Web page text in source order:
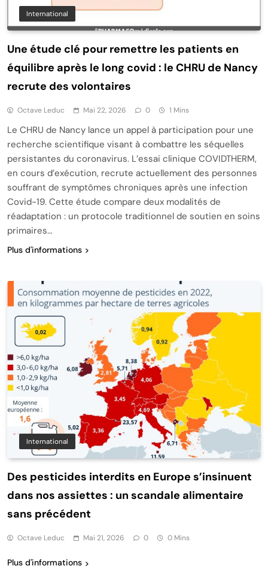
International
Une étude clé pour remettre les patients en
équilibre après le long covid : le CHRU de Nancy
recrute des volontaires
Octave Leduc Mai 22, 2026 0 1 Mins
Le CHRU de Nancy lance un appel à participation pour une
recherche scientifique visant à combattre les séquelles
persistantes du coronavirus. L’essai clinique COVIDTHERM,
en cours d’exécution, recrute actuellement des personnes
souffrant de symptômes chroniques après une infection
Covid-19. Cette étude compare deux modalités de
réadaptation : un protocole traditionnel de soutien en soins
primaires…
Plus d'informations
International
Des pesticides interdits en Europe s’insinuent
dans nos assiettes : un scandale alimentaire
sans précédent
Octave Leduc Mai 21, 2026 0 0 Mins
Plus d'informations